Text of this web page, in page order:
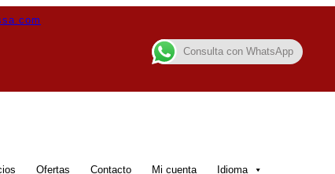
Ofertas Contacto Mi cuenta
Idioma
Consulta con WhatsApp